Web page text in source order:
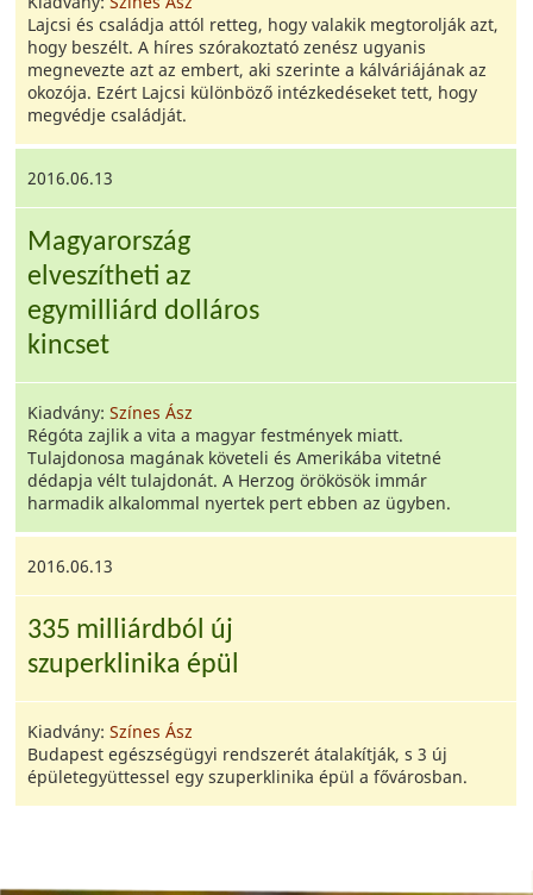
Lajcsi és családja attól retteg, hogy valakik megtorolják azt,
hogy beszélt. A híres szórakoztató zenész ugyanis
megnevezte azt az embert, aki szerinte a kálváriájának az
okozója. Ezért Lajcsi különböző intézkedéseket tett, hogy
megvédje családját.
2016.06.13
Magyarország
elveszítheti az
egymilliárd dolláros
kincset
Kiadvány:Színes Ász
Régóta zajlik a vita a magyar festmények miatt.
Tulajdonosa magának követeli és Amerikába vitetné
dédapja vélt tulajdonát. A Herzog örökösök immár
harmadik alkalommal nyertek pert ebben az ügyben.
2016.06.13
335 milliárdból új
szuperklinika épül
Kiadvány:Színes Ász
Budapest egészségügyi rendszerét átalakítják, s 3 új
épületegyüttessel egy szuperklinika épül a fővárosban.